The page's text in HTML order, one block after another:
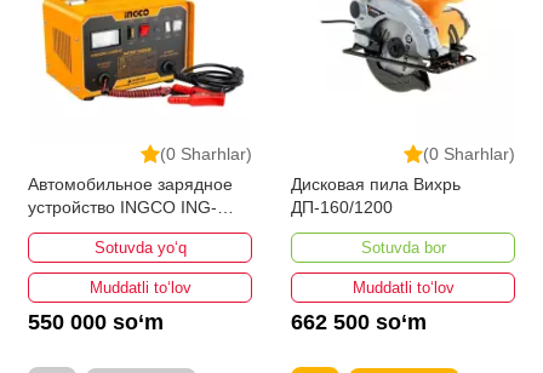
(0 Sharhlar)
Автомобильное зарядное
устройство INGCO ING-
CB1601
Sotuvda yo‘q
Muddatli to‘lov
550 000 so‘m
(0 Sharhlar)
Дисковая пила Вихрь
ДП-160/1200
Sotuvda bor
Muddatli to‘lov
662 500 so‘m